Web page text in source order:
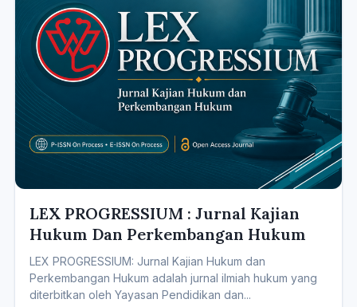
LEX PROGRESSIUM : Jurnal Kajian
Hukum Dan Perkembangan Hukum
LEX PROGRESSIUM: Jurnal Kajian Hukum dan
Perkembangan Hukum adalah jurnal ilmiah hukum yang
diterbitkan oleh Yayasan Pendidikan dan...